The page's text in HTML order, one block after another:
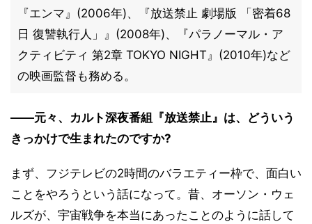
『エンマ』(2006年)、『放送禁止 劇場版 「密着68
日 復讐執行人」』(2008年)、『パラノーマル・ア
クティビティ 第2章 TOKYO NIGHT』(2010年)など
の映画監督も務める。
――元々、カルト深夜番組『放送禁止』は、どういう
きっかけで生まれたのですか?
まず、フジテレビの2時間のバラエティー枠で、面白い
ことをやろうという話になって。昔、オーソン・ウェ
ルズが、宇宙戦争を本当にあったことのように話して